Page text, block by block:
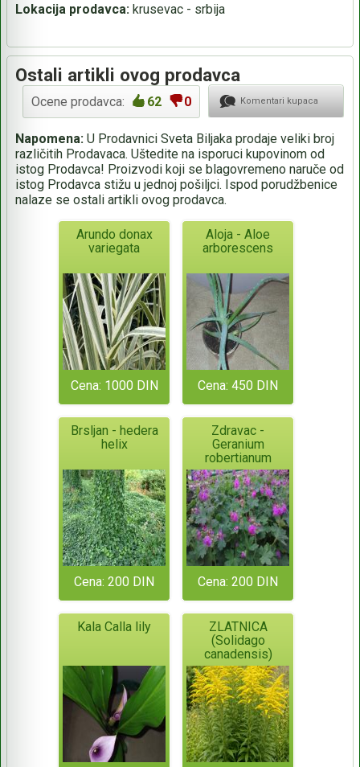
Lokacija prodavca: krusevac - srbija
Ostali artikli ovog prodavca
Ocene prodavca: 62 0 Komentari kupaca
Napomena: U Prodavnici Sveta Biljaka prodaje veliki broj
različitih Prodavaca. Uštedite na isporuci kupovinom od
istog Prodavca! Proizvodi koji se blagovremeno naruče od
istog Prodavca stižu u jednoj pošiljci. Ispod porudžbenice
nalaze se ostali artikli ovog prodavca.
Arundo donax
variegata
Cena: 1000 DIN
Aloja - Aloe
arborescens
Cena: 450 DIN
Brsljan - hedera
helix
Cena: 200 DIN
Zdravac -
Geranium
robertianum
Cena: 200 DIN
Kala Calla lily
ZLATNICA
(Solidago
canadensis)